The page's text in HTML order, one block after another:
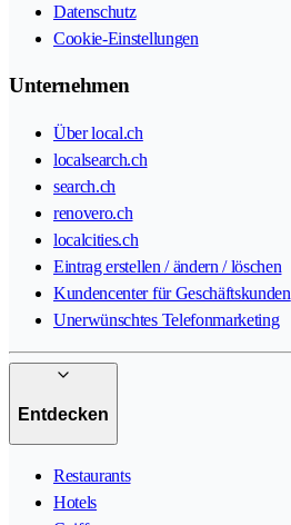
Datenschutz
Cookie-Einstellungen
Unternehmen
Über local.ch
localsearch.ch
search.ch
renovero.ch
localcities.ch
Eintrag erstellen / ändern / löschen
Kundencenter für Geschäftskunden
Unerwünschtes Telefonmarketing
Entdecken
Restaurants
Hotels